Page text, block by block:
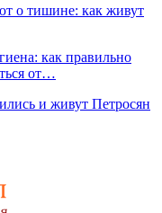
о тишине: как живут
как правильно
от…
и живут Петросян